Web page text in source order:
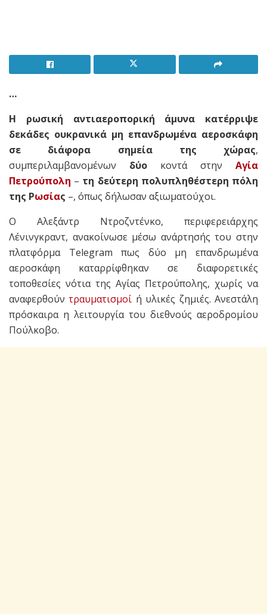
…
Η ρωσική αντιαεροπορική άμυνα κατέρριψε
δεκάδες ουκρανικά μη επανδρωμένα αεροσκάφη
σε διάφορα σημεία της χώρας,
συμπεριλαμβανομένων δύο κοντά στην Αγία
Πετρούπολη – τη δεύτερη πολυπληθέστερη πόλη
της Ρωσίας –, όπως δήλωσαν αξιωματούχοι.
Ο Αλεξάντρ Ντροζντένκο, περιφερειάρχης
Λένινγκραντ, ανακοίνωσε μέσω ανάρτησής του στην
πλατφόρμα Telegram πως δύο μη επανδρωμένα
αεροσκάφη καταρρίφθηκαν σε διαφορετικές
τοποθεσίες νότια της Αγίας Πετρούπολης, χωρίς να
αναφερθούντραυματισμοί ή υλικές ζημιές. Ανεστάλη
πρόσκαιρα η λειτουργία του διεθνούς αεροδρομίου
Πούλκοβο.